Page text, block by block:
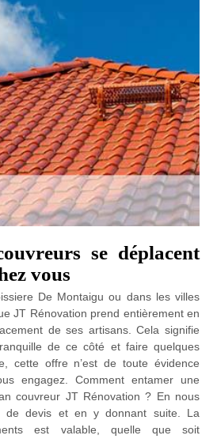
se déplacent
vous
De Montaigu ou dans les villes
JT Rénovation prend entièrement en
de ses artisans. Cela signifie
de ce côté et faire quelques
cette offre n’est de toute évidence
engagez. Comment entamer une
couvreur JT Rénovation ? En nous
de devis et en y donnant suite. La
est valable, quelle que soit